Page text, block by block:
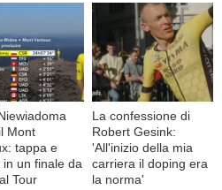
Mont
tappa e
in un finale da
Tour
La confessione di
Robert Gesink:
'All'inizio della mia
carriera il doping era
la norma'